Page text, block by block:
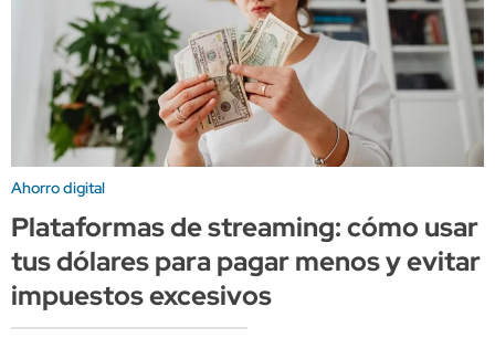
Ahorro digital
Plataformas de streaming: cómo usar
tus dólares para pagar menos y evitar
impuestos excesivos